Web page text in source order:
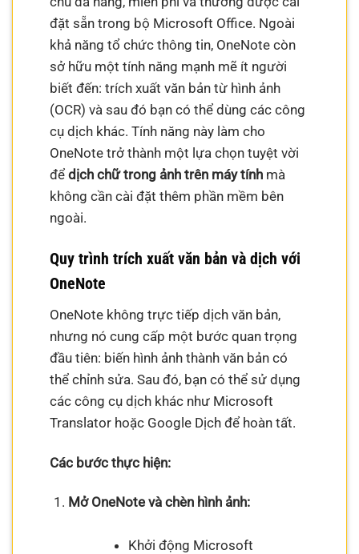
đặt sẵn trong bộ Microsoft Office. Ngoài
khả năng tổ chức thông tin, OneNote còn
sở hữu một tính năng mạnh mẽ ít người
biết đến: trích xuất văn bản từ hình ảnh
(OCR) và sau đó bạn có thể dùng các công
cụ dịch khác. Tính năng này làm cho
OneNote trở thành một lựa chọn tuyệt vời
đểdịch chữ trong ảnh trên máy tính mà
không cần cài đặt thêm phần mềm bên
ngoài.
Quy trình trích xuất văn bản và dịch với
OneNote
OneNote không trực tiếp dịch văn bản,
nhưng nó cung cấp một bước quan trọng
đầu tiên: biến hình ảnh thành văn bản có
thể chỉnh sửa. Sau đó, bạn có thể sử dụng
các công cụ dịch khác như Microsoft
Translator hoặc Google Dịch để hoàn tất.
Các bước thực hiện:
Mở OneNote và chèn hình ảnh:
Khởi động Microsoft